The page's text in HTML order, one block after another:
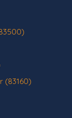
(83160)